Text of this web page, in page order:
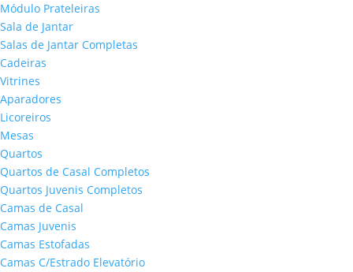
Módulo Prateleiras
Sala de Jantar
Salas de Jantar Completas
Cadeiras
Vitrines
Aparadores
Licoreiros
Mesas
Quartos
Quartos de Casal Completos
Quartos Juvenis Completos
Camas de Casal
Camas Juvenis
Camas Estofadas
Camas C/Estrado Elevatório